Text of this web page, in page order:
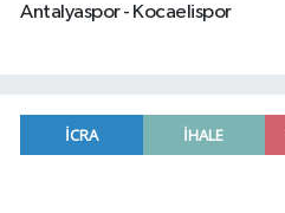
Antalyaspor - Kocaelispor